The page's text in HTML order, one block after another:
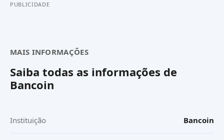
PUBLICIDADE
MAIS INFORMAÇÕES
Saiba todas as informações de
Bancoin
Instituição Bancoin